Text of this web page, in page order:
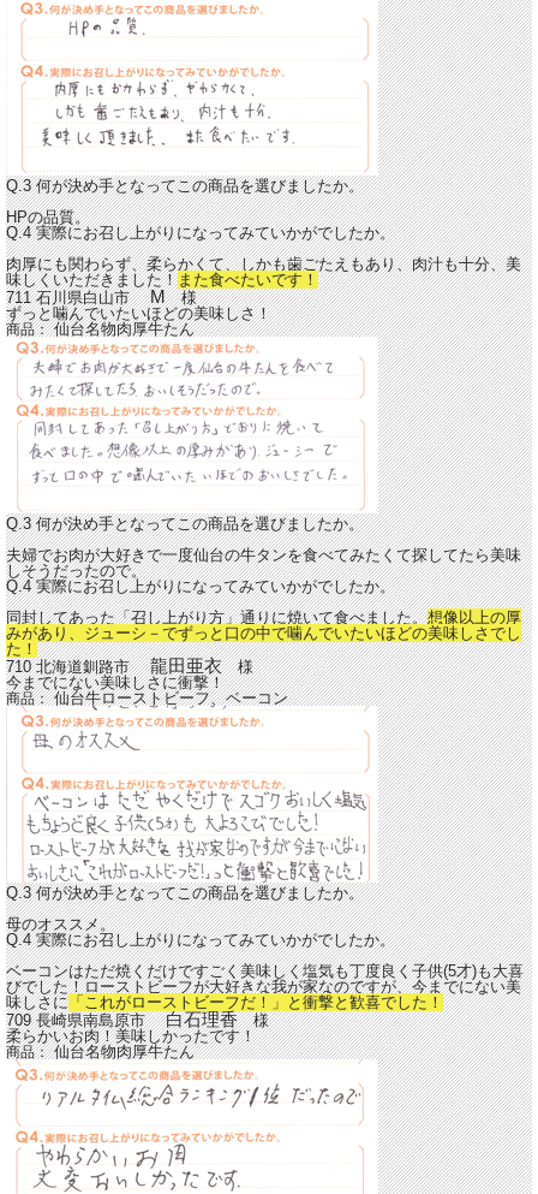
Q.3 何が決め手となってこの商品を選びましたか。
HPの品質。
Q.4 実際にお召し上がりになってみていかがでしたか。
肉厚にも関わらず、柔らかくて、しかも歯ごたえもあり、肉汁も十分、美
味しくいただきました！ また食べたいです！
711 石川県白山市M様
ずっと噛んでいたいほどの美味しさ！
商品：仙台名物肉厚牛たん
Q.3 何が決め手となってこの商品を選びましたか。
夫婦でお肉が大好きで一度仙台の牛タンを食べてみたくて探してたら美味
しそうだったので。
Q.4 実際にお召し上がりになってみていかがでしたか。
同封してあった「召し上がり方」通りに焼いて食べました。想像以上の厚
みがあり、ジューシ－でずっと口の中で噛んでいたいほどの美味しさでし
た！
710 北海道釧路市龍田亜衣様
今までにない美味しさに衝撃！
商品：仙台牛ローストビーフ、ベーコン
Q.3 何が決め手となってこの商品を選びましたか。
母のオススメ。
Q.4 実際にお召し上がりになってみていかがでしたか。
ベーコンはただ焼くだけですごく美味しく塩気も丁度良く子供(5才)も大喜
びでした！ローストビーフが大好きな我が家なのですが、今までにない美
味しさに 「これがローストビーフだ！」と衝撃と歓喜でした！
709 長崎県南島原市白石理香様
柔らかいお肉！美味しかったです！
商品：仙台名物肉厚牛たん